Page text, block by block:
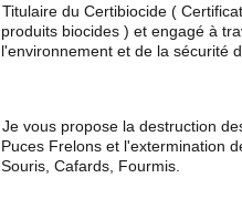
Titulaire du Certibiocide (
produits biocides ) et engagé à
l'environnement et de la sécurité
Je vous propose la destruction
Puces Frelons et l'extermination
Souris, Cafards, Fourmis.